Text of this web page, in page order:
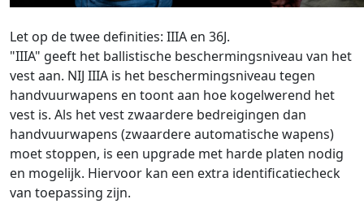
Let op de twee definities: IIIA en 36J.
"IIIA" geeft het ballistische beschermingsniveau van het
vest aan. NIJ IIIA is het beschermingsniveau tegen
handvuurwapens en toont aan hoe kogelwerend het
vest is. Als het vest zwaardere bedreigingen dan
handvuurwapens (zwaardere automatische wapens)
moet stoppen, is een upgrade met harde platen nodig
en mogelijk. Hiervoor kan een extra identificatiecheck
van toepassing zijn.